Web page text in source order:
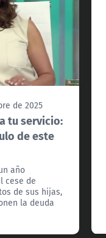
de 2025
tu servicio:
de este
año
cese de
de sus hijas,
la deuda